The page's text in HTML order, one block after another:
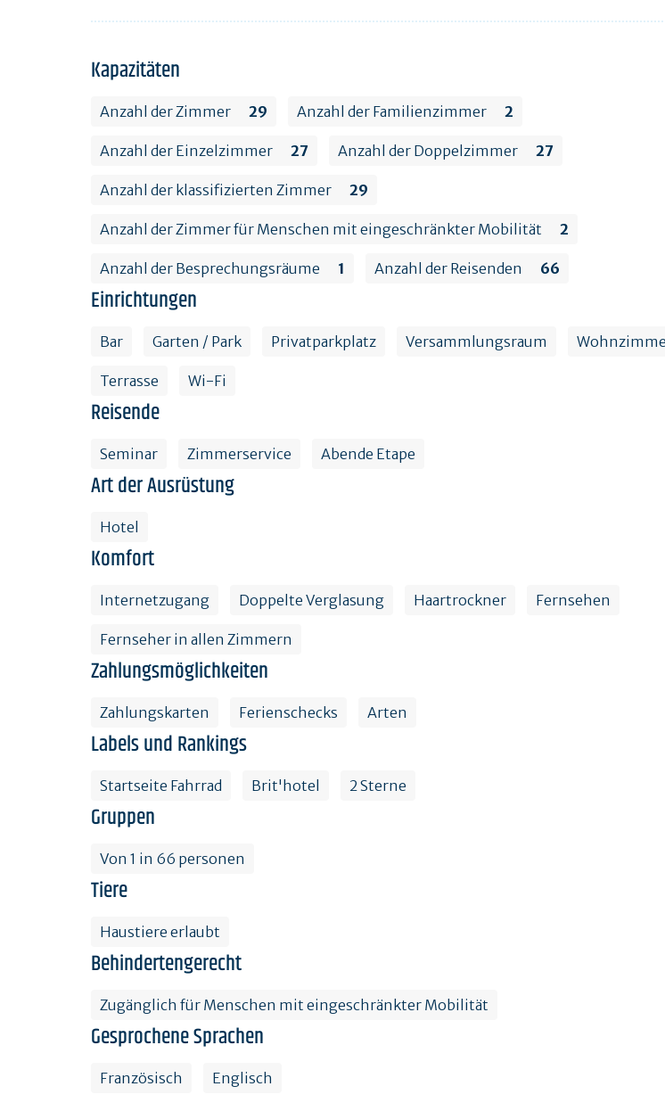
Kapazitäten
Anzahl der Zimmer 29 Anzahl der Familienzimmer 2
Anzahl der Einzelzimmer 27 Anzahl der Doppelzimmer 27
Anzahl der klassifizierten Zimmer 29
Anzahl der Zimmer für Menschen mit eingeschränkter Mobilität 2
Anzahl der Besprechungsräume 1 Anzahl der Reisenden 66
Einrichtungen
Bar Garten / Park Privatparkplatz Versammlungsraum
Terrasse Wi-Fi
Reisende
Seminar Zimmerservice Abende Etape
Art der Ausrüstung
Hotel
Komfort
Internetzugang Doppelte Verglasung Haartrockner Fernsehen
Fernseher in allen Zimmern
Zahlungsmöglichkeiten
Zahlungskarten Ferienschecks Arten
Labels und Rankings
Startseite Fahrrad Brit'hotel 2 Sterne
Gruppen
Von 1 in 66 personen
Tiere
Haustiere erlaubt
Behindertengerecht
Zugänglich für Menschen mit eingeschränkter Mobilität
Gesprochene Sprachen
Französisch Englisch